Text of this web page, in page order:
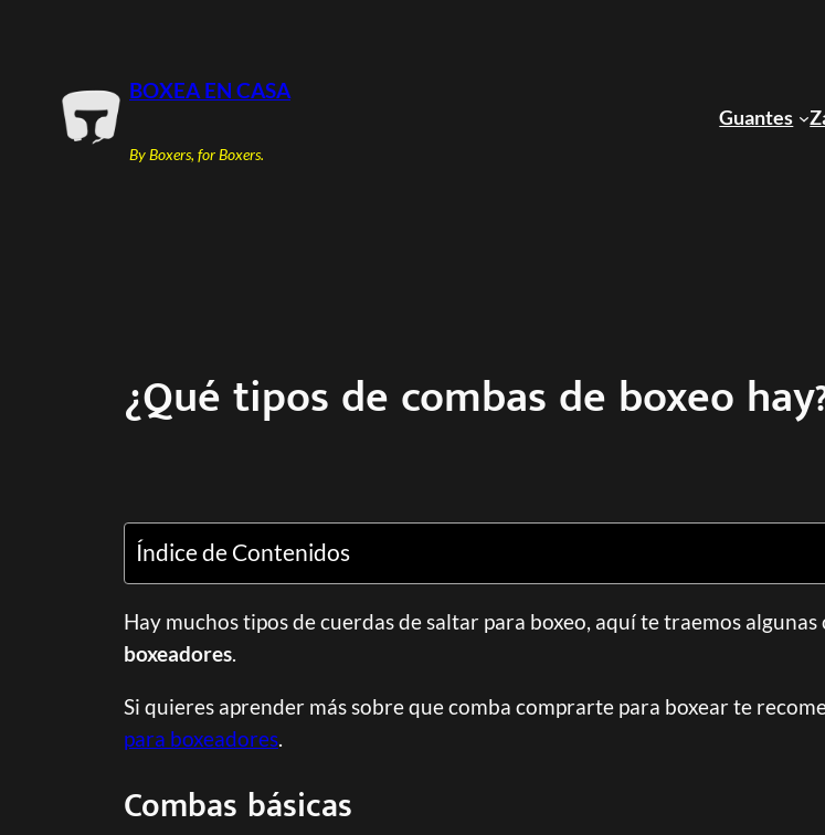
BOXEA EN CASA
By Boxers, for Boxers.
Guantes
¿Qué tipos de combas de boxeo
Índice de Contenidos
Hay muchos tipos de cuerdas de saltar para boxeo, aquí te traemos algunas
boxeadores.
Si quieres aprender más sobre que comba comprarte para boxear te
para boxeadores.
Combas básicas